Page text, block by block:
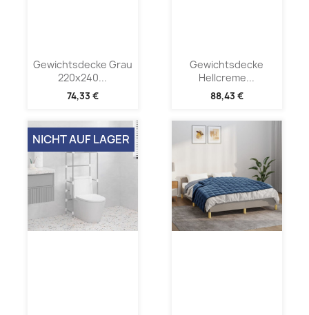
Gewichtsdecke Grau
220x240...
74,33 €
Gewichtsdecke
Hellcreme...
88,43 €
NICHT AUF LAGER